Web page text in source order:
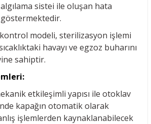
sistei ile oluşan hata
modeli, sterilizasyon işlemi
havayı ve egzoz buharını
sahiptir.
etkileşimli yapısı ile otoklav
kapağın otomatik olarak
işlemlerden kaynaklanabilecek